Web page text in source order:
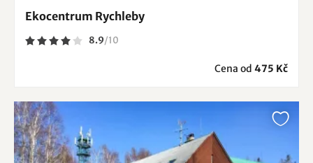
Ekocentrum Rychleby
8.9/10
Cena od 475 Kč